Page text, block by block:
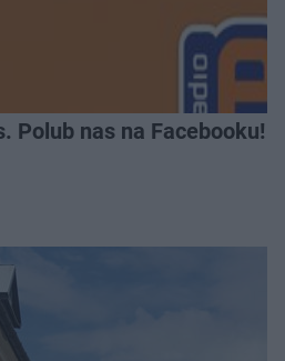
Polub nas na Facebooku!